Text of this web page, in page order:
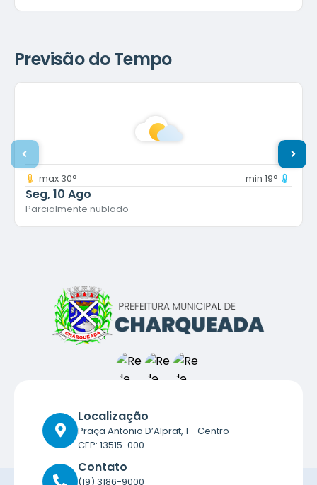
Previsão do Tempo
Seg 10 Ago
Parcialmente nublado
max 30° min 19°
Localização
Praça Antonio D’Alprat, 1 - Centro
CEP: 13515-000
Contato
(19) 3186-9000